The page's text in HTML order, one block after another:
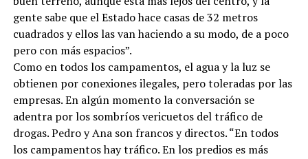
gente sabe que el Estado hace casas de 32 metros
cuadrados y ellos las van haciendo a su modo, de a poco
pero con más espacios”.
Como en todos los campamentos, el agua y la luz se
obtienen por conexiones ilegales, pero toleradas por las
empresas. En algún momento la conversación se
adentra por los sombríos vericuetos del tráfico de
drogas. Pedro y Ana son francos y directos. “En todos
los campamentos hay tráfico. En los predios es más